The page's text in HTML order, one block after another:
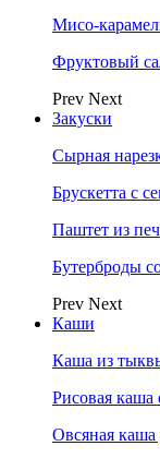
Мисо-
Фруктовый
Prev Next
Закуски
Сырная
Брускетта с
Паштет из
Бутерброды
Prev Next
Каши
Каша из
Рисовая каша
Овсяная каша